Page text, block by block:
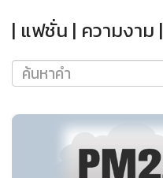
| แฟชั่น | ความงาม |